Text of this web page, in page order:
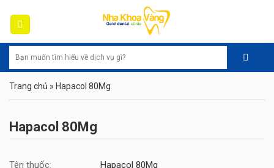
content
Trang chủ » Hapacol 80Mg
Hapacol 80Mg
Tên thuốc:
Hapacol 80Mg